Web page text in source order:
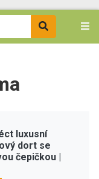
luxusní
dort se
čepičkou |